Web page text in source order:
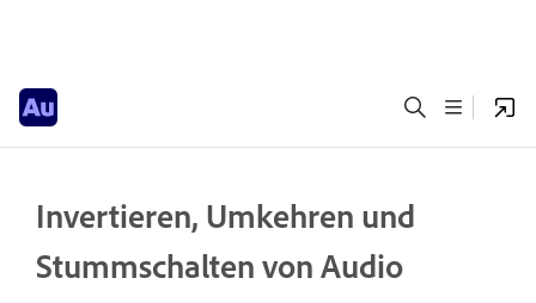
Invertieren, Umkehren und
Stummschalten von Audio